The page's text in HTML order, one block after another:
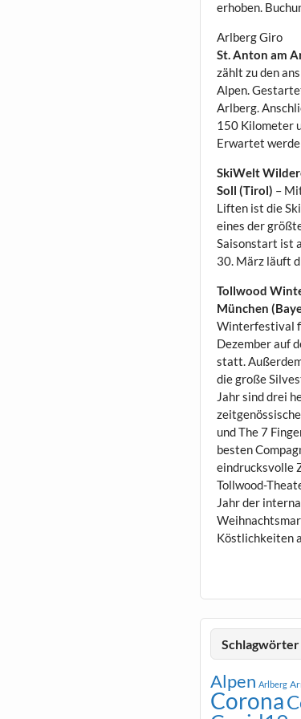
erhoben.
Arlberg Giro
St. Anton am
zählt zu den
Alpen.
Arlberg.
150 Kilometer
Erwartet
SkiWelt
Soll (Tirol) –
Liften ist die
eines der
Saisonstart ist
30. März läuft
Tollwood
München
Winterfestival
Dezember auf
statt.
die große
Jahr sind drei
und The 7
besten
eindrucksvolle
Tollwood-
Jahr der
Köstlichkeiten
Schlagwörter
Alpen Arlberg
Corona